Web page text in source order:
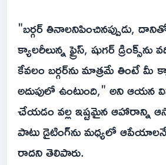
"బర్గర్ తినాలనిపించినప్పుడు,
క్యాలరీలున్న ఫ్రైస్, షుగర్ డ్రింక్స్‌ను
కేవలం బర్గర్‌ను మాత్రమే తింటే మీ
అదుపులో ఉంటుంది," అని ఆయన
చేయడం వల్ల ఇష్టమైన ఆహారాన్ని
పాటు డైటింగ్‌ను మధ్యలో
రాదని తెలిపారు.